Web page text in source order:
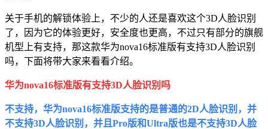
关于手机的解锁体验上，不少的人还是喜欢这个3D人脸识别
了，因为它的体验更好，安全度也更高，不过只有部分的旗舰
机型上有支持，那这款华为nova16标准版有支持3D人脸识别
吗，下面将带大家来看看介绍。
华为nova16标准版有支持3D人脸识别吗
不支持，华为nova16标准版支持的是普通的2D人脸识别，并
不支持3D人脸识别，并且Pro版和Ultra版也是不支持3D人脸